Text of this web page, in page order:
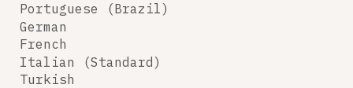
Portuguese (Brazil)
German
French
Italian (Standard)
Turkish